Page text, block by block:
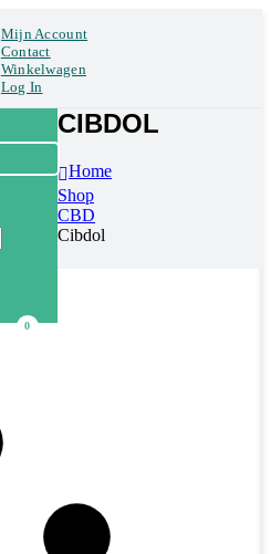
Mijn Account
Contact
Winkelwagen
Log In
0
CIBDOL
Home
Shop
CBD
Cibdol